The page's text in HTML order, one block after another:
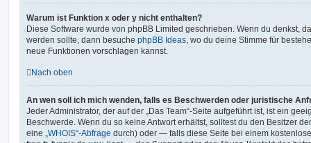
Warum ist Funktion x oder y nicht enthalten?
Diese Software wurde von phpBB Limited geschrieben. Wenn du denkst,
werden sollte, dann besuche phpBB Ideas , wo du deine Stimme für
neue Funktionen vorschlagen kannst.
Nach oben
An wen soll ich mich wenden, falls es Beschwerden oder juristische
Jeder Administrator, der auf der „Das Team“-Seite aufgeführt ist, ist ein
Beschwerde. Wenn du so keine Antwort erhältst, solltest du den Besitzer
eine „WHOIS“-Abfrage durch) oder — falls diese Seite bei einem